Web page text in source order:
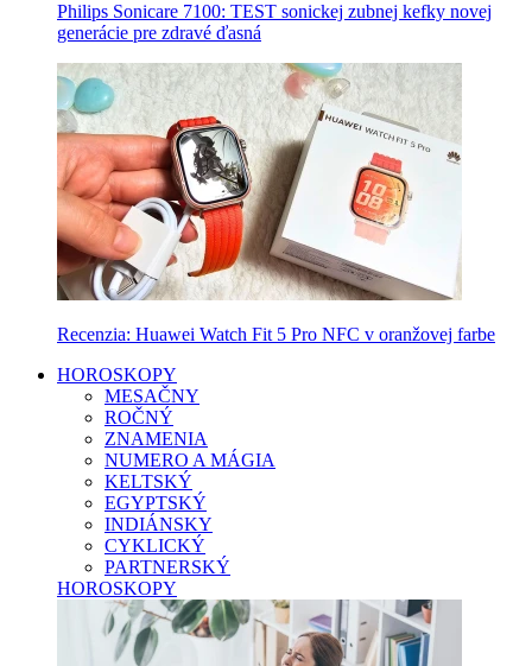
Philips Sonicare 7100: TEST sonickej zubnej kefky novej
generácie pre zdravé ďasná
Recenzia: Huawei Watch Fit 5 Pro NFC v oranžovej farbe
HOROSKOPY
MESAČNY
ROČNÝ
ZNAMENIA
NUMERO A MÁGIA
KELTSKÝ
EGYPTSKÝ
INDIÁNSKY
CYKLICKÝ
PARTNERSKÝ
HOROSKOPY